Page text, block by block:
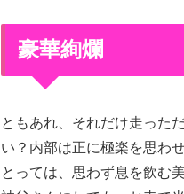
豪華絢爛
ともあれ、それだけ走った
い？内部は正に極楽を思わ
とっては、思わず息を飲む